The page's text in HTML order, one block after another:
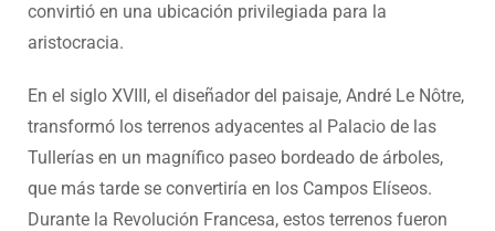
convirtió en una ubicación privilegiada para la
aristocracia.
En el siglo XVIII, el diseñador del paisaje, André Le Nôtre,
transformó los terrenos adyacentes al Palacio de las
Tullerías en un magnífico paseo bordeado de árboles,
que más tarde se convertiría en los Campos Elíseos.
Durante la Revolución Francesa, estos terrenos fueron